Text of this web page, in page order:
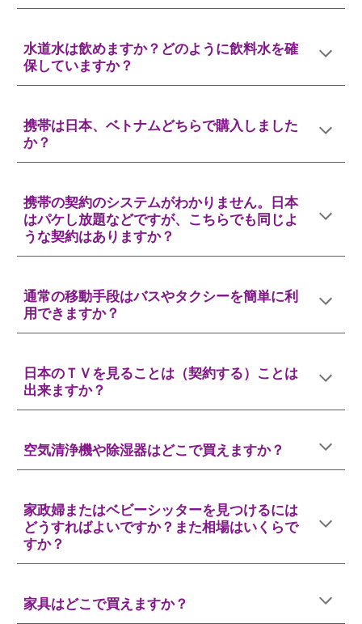
水道水は飲めますか？どのように飲料水を確
保していますか？
携帯は日本、ベトナムどちらで購入しました
か？
携帯の契約のシステムがわかりません。日本
はパケし放題などですが、こちらでも同じよ
うな契約はありますか？
通常の移動手段はバスやタクシーを簡単に利
用できますか？
日本のＴＶを見ることは（契約する）ことは
出来ますか？
空気清浄機や除湿器はどこで買えますか？
家政婦またはベビーシッターを見つけるには
どうすればよいですか？また相場はいくらで
すか？
家具はどこで買えますか？